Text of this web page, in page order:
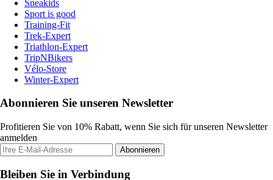
Sneakids
Sport is good
Training-Fit
Trek-Expert
Triathlon-Expert
TripNBikers
Vélo-Store
Winter-Expert
Abonnieren Sie unseren Newsletter
Profitieren Sie von 10% Rabatt, wenn Sie sich für unseren Newsletter
anmelden
Abonnieren
Bleiben Sie in Verbindung